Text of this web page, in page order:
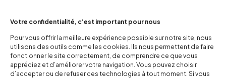
Votre confidentialité, c’est important pour nous
Pour vous offrir la meilleure expérience possible sur notre site, nous
utilisons des outils comme les cookies. Ils nous permettent de faire
fonctionner le site correctement, de comprendre ce que vous
appréciez et d’améliorer votre navigation. Vous pouvez choisir
d’accepter ou de refuser ces technologies à tout moment. Si vous
contact@popnbaby.com
+33 01 64 62 14 89